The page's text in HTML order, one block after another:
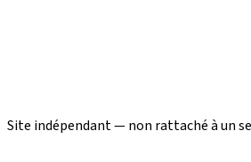
Site indépendant — non rattaché à un